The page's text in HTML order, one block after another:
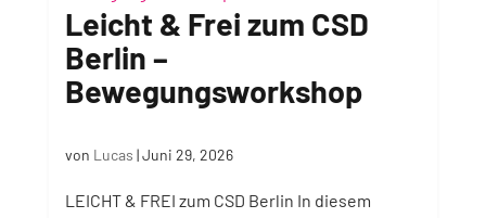
Leicht & Frei zum CSD
Berlin –
Bewegungsworkshop
von Lucas |Juni 29, 2026
LEICHT & FREI zum CSD Berlin In diesem